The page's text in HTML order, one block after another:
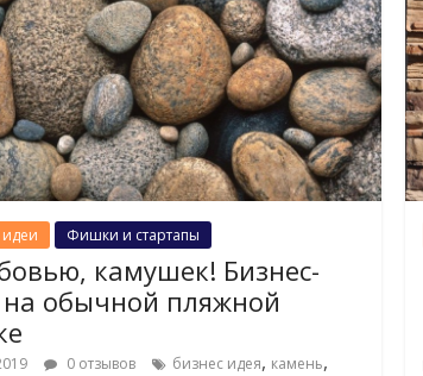
Фишки и стартапы
камушек! Бизнес-
на обычной пляжной
0 отзывов бизнес идея, камень,